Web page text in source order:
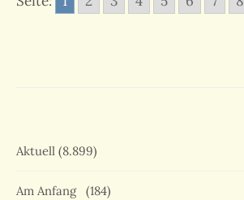
Aktuell (8.899)
Am Anfang (184)